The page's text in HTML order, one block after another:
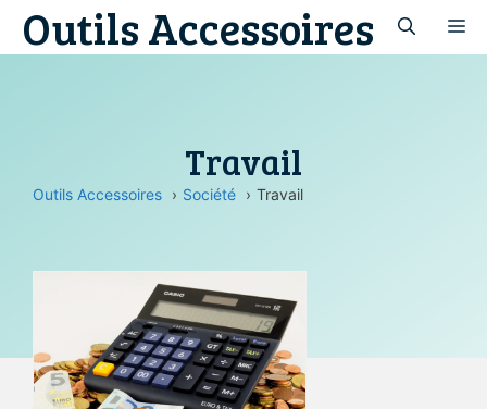
AllerOutils Accessoires
Travail
Outils Accessoires Société Travail